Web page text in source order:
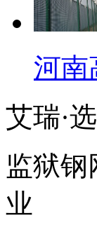
河南
艾瑞·
监狱
业